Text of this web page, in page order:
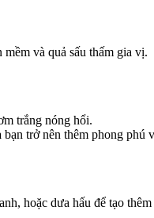
và quả sấu thấm gia vị.
trắng nóng hổi.
trở nên thêm phong phú
hoặc dưa hấu để tạo